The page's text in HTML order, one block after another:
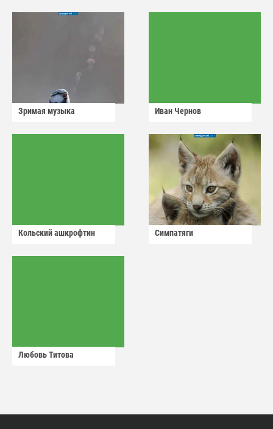
Зримая музыка Иван Чернов
Кольский ашкрофтин Симпатяги
Любовь Титова